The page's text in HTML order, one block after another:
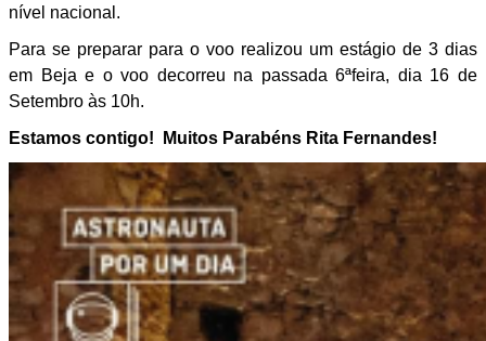
nível nacional.
Para se preparar para o voo realizou um estágio de 3 dias
em Beja e o voo decorreu na passada 6ªfeira, dia 16 de
Setembro às 10h.
Estamos contigo! Muitos Parabéns Rita Fernandes!